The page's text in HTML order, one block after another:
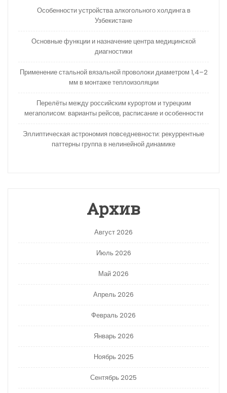
Особенности устройства алкогольного холдинга в
Узбекистане
Основные функции и назначение центра медицинской
диагностики
Применение стальной вязальной проволоки диаметром 1,4–2
мм в монтаже теплоизоляции
Перелёты между российским курортом и турецким
мегаполисом: варианты рейсов, расписание и особенности
Эллиптическая астрономия повседневности: рекуррентные
паттерны группа в нелинейной динамике
Архив
Август 2026
Июль 2026
Май 2026
Апрель 2026
Февраль 2026
Январь 2026
Ноябрь 2025
Сентябрь 2025